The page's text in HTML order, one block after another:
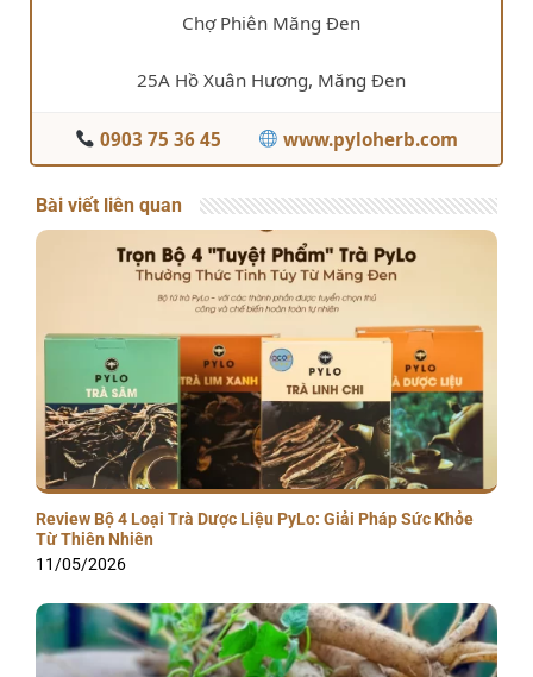
Chợ Phiên Măng Đen
25A Hồ Xuân Hương, Măng Đen
0903 75 36 45 www.pyloherb.com
Bài viết liên quan
Review Bộ 4 Loại Trà Dược Liệu PyLo: Giải Pháp Sức Khỏe
Từ Thiên Nhiên
11/05/2026